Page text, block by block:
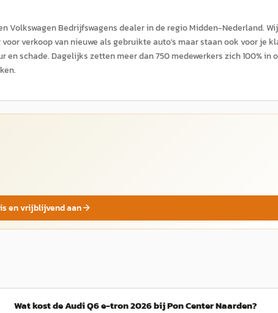
Volkswagen Bedrijfswagens dealer in de regio Midden-Nederland. Wij
verkoop van nieuwe als gebruikte auto's maar staan ook voor je
schade. Dagelijks zetten meer dan 750 medewerkers zich 100% in
en vrijblijvend aan
Wat kost de Audi Q6 e-tron 2026 bij Pon Center Naarden?